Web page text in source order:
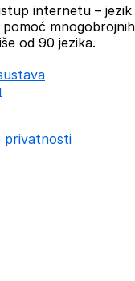
internetu –
od 90 jezika.
privatnosti